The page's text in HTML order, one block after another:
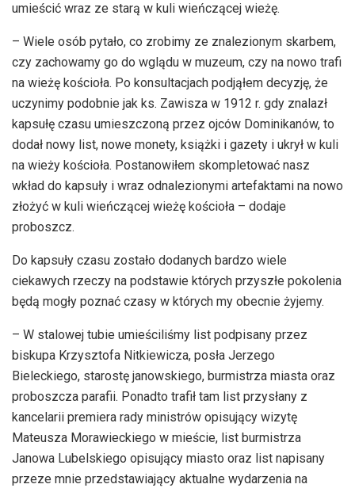
umieścić wraz ze starą w kuli wieńczącej wieżę.
– Wiele osób pytało, co zrobimy ze znalezionym skarbem,
czy zachowamy go do wglądu w muzeum, czy na nowo trafi
na wieżę kościoła. Po konsultacjach podjąłem decyzję, że
uczynimy podobnie jak ks. Zawisza w 1912 r. gdy znalazł
kapsułę czasu umieszczoną przez ojców Dominikanów, to
dodał nowy list, nowe monety, książki i gazety i ukrył w kuli
na wieży kościoła. Postanowiłem skompletować nasz
wkład do kapsuły i wraz odnalezionymi artefaktami na nowo
złożyć w kuli wieńczącej wieżę kościoła – dodaje
proboszcz.
Do kapsuły czasu zostało dodanych bardzo wiele
ciekawych rzeczy na podstawie których przyszłe pokolenia
będą mogły poznać czasy w których my obecnie żyjemy.
– W stalowej tubie umieściliśmy list podpisany przez
biskupa Krzysztofa Nitkiewicza, posła Jerzego
Bieleckiego, starostę janowskiego, burmistrza miasta oraz
proboszcza parafii. Ponadto trafił tam list przysłany z
kancelarii premiera rady ministrów opisujący wizytę
Mateusza Morawieckiego w mieście, list burmistrza
Janowa Lubelskiego opisujący miasto oraz list napisany
przeze mnie przedstawiający aktualne wydarzenia na